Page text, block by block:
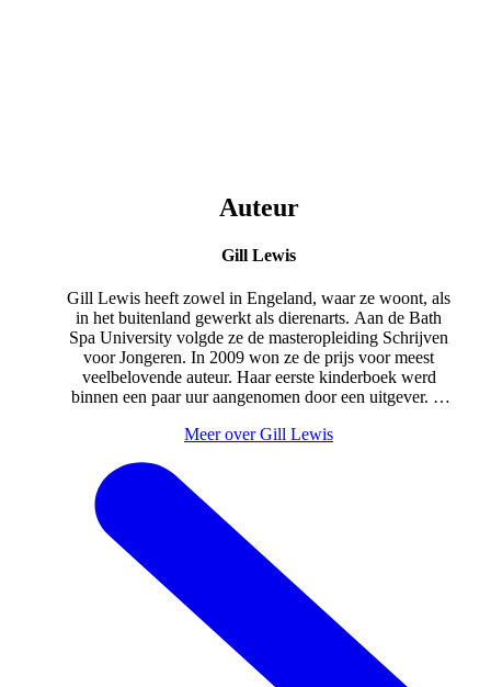
Auteur
Gill Lewis
Gill Lewis heeft zowel in Engeland, waar ze woont, als
in het buitenland gewerkt als dierenarts. Aan de Bath
Spa University volgde ze de masteropleiding Schrijven
voor Jongeren. In 2009 won ze de prijs voor meest
veelbelovende auteur. Haar eerste kinderboek werd
binnen een paar uur aangenomen door een uitgever. In
natuur, en de ervaringen die ze als dierenarts opdeed.
Meer over Gill Lewis